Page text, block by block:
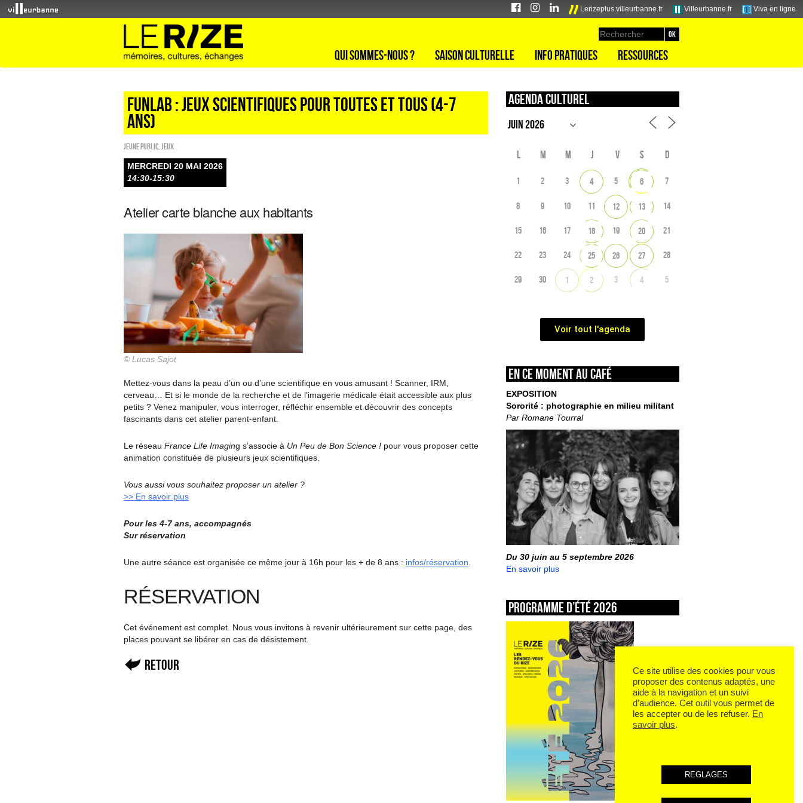
Lerizeplus.villeurbanne.fr Villeurbanne.fr Viva en ligne
Qui sommes-nous ? Saison culturelle Info pratiques Ressources
FunLab : jeux scientifiques pour toutes et tous (4-7
ans)
Jeune public Jeux
MERCREDI 20 MAI 2026
14:30-15:30
Atelier carte blanche aux habitants
© Lucas Sajot
Mettez-vous dans la peau d’un ou d’une scientifique en vous amusant ! Scanner, IRM,
cerveau… Et si le monde de la recherche et de l’imagerie médicale était accessible aux plus
petits ? Venez manipuler, vous interroger, réfléchir ensemble et découvrir des concepts
fascinants dans cet atelier parent-enfant.
Le réseau France Life Imaging s’associe à Un Peu de Bon Science ! pour vous proposer cette
animation constituée de plusieurs jeux scientifiques.
Vous aussi vous souhaitez proposer un atelier ?
>> En savoir plus
Pour les 4-7 ans, accompagnés
Sur réservation
Une autre séance est organisée ce même jour à 16h pour les + de 8 ans : infos/réservation
RÉSERVATION
Cet événement est complet. Nous vous invitons à revenir ultérieurement sur cette page, des
places pouvant se libérer en cas de désistement.
Retour
Agenda culturel
L M M J V S D
1 2 3 4 5 6 7
8 9 10 11 12 13 14
15 16 17 18 19 20 21
22 23 24 25 26 27 28
29 30 1 2 3 4 5
Voir tout l'agenda
En ce moment au café
EXPOSITION
Sororité : photographie en milieu militant
Par Romane Tourral
Du 30 juin au 5 septembre 2026
En savoir plus
Programme d’été 2026
Ce site utilise des cookies pour vous
proposer des contenus adaptés, une
aide à la navigation et un suivi
d’audience. Cet outil vous permet de
les accepter ou de les refuser. En
savoir plus.
REGLAGES